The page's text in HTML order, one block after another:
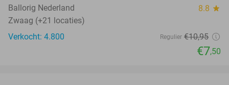
Ballorig Nederland 8.8 star
Zwaag (+21 locaties)
Verkocht: 4.800
Regulier €10,95
€7,50